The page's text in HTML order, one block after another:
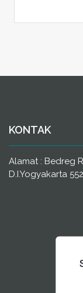
KONTAK
Alamat : Bedreg
D.I.Yogyakarta